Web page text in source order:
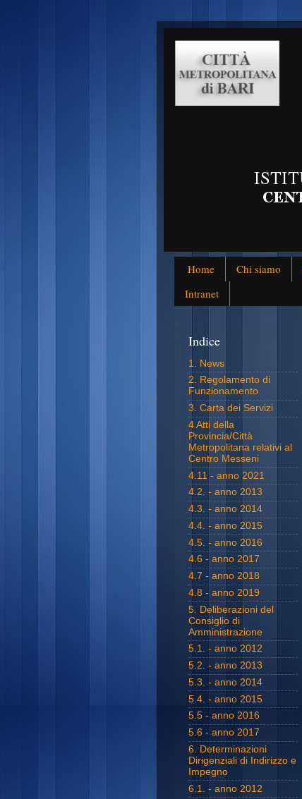
Home Chi siamo
Intranet
Indice
1. News
2. Regolamento di
Funzionamento
3. Carta dei Servizi
4 Atti della
Provincia/Città
Metropolitana relativi al
Centro Messeni
4.11 - anno 2021
4.2. - anno 2013
4.3. - anno 2014
4.4. - anno 2015
4.5. - anno 2016
4.6 - anno 2017
4.7 - anno 2018
4.8 - anno 2019
5. Deliberazioni del
Consiglio di
Amministrazione
5.1. - anno 2012
5.2. - anno 2013
5.3. - anno 2014
5.4. - anno 2015
5.5 - anno 2016
5.6 - anno 2017
6. Determinazioni
Dirigenziali di Indirizzo e
Impegno
6.1. - anno 2012